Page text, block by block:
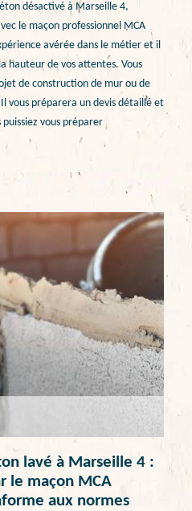
désactivé à Marseille 4,
le maçon professionnel MCA
avérée dans le métier et il
hauteur de vos attentes. Vous
de construction de mur ou de
vous préparera un devis détaillé et
vous préparer
lavé à Marseille 4 :
le maçon MCA
aux normes